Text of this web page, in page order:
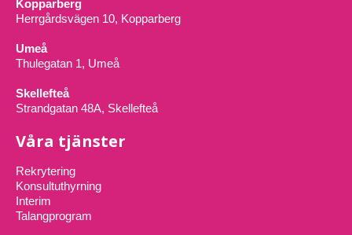
Kopparberg
Herrgårdsvägen 10, Kopparberg
Umeå
Thulegatan 1, Umeå
Skellefteå
Strandgatan 48A, Skellefteå
Våra tjänster
Rekrytering
Konsultuthyrning
Interim
Talangprogram